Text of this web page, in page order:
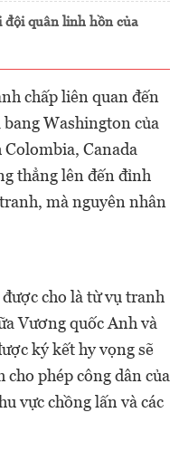
đội quân linh hồn của
chấp liên quan đến
Washington của
Canada
thẳng lên đến đỉnh
mà nguyên nhân
cho là từ vụ tranh
Vương quốc Anh và
ký kết hy vọng sẽ
phép công dân của
vực chồng lấn và các